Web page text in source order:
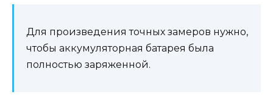
Для произведения точных замеров нужно,
чтобы аккумуляторная батарея была
полностью заряженной.